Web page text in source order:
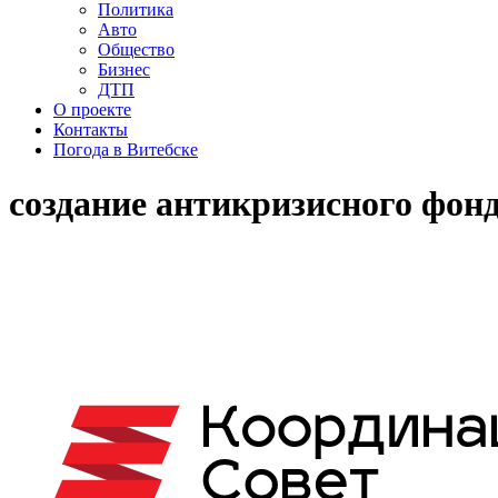
Политика
Авто
Общество
Бизнес
ДТП
О проекте
Контакты
Погода в Витебске
создание антикризисного